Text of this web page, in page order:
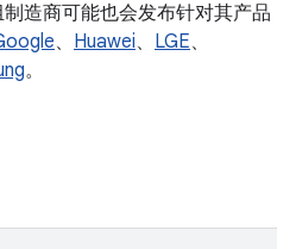
造商可能也会发布针对其产品
、 Huawei、 LGE、
。